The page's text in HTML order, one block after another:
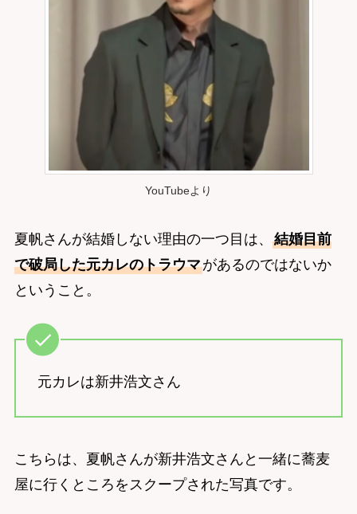
YouTubeより
夏帆さんが結婚しない理由の一つ目は、 結婚目前
で破局した元カレのトラウマがあるのではないか
ということ。
元カレは新井浩文さん
こちらは、夏帆さんが新井浩文さんと一緒に蕎麦
屋に行くところをスクープされた写真です。